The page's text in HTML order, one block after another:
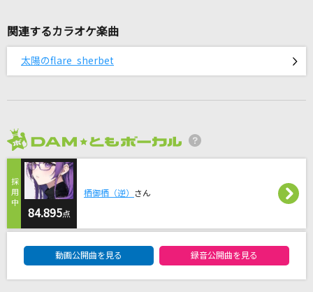
YOKAZE
変態紳士クラブ
恋人ごっこ
マカロニえんぴつ
虹の素
＝LOVE
Same numbers
乃木坂46
関連するカラオケ楽曲
太陽のflare sherbet
84.895点
栖御栖（逆） さん
動画公開曲を見る 録音公開曲を見る